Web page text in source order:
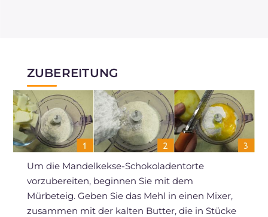
ZUBEREITUNG
Um die Mandelkekse-Schokoladentorte
vorzubereiten, beginnen Sie mit dem
Mürbeteig. Geben Sie das Mehl in einen Mixer,
zusammen mit der kalten Butter, die in Stücke